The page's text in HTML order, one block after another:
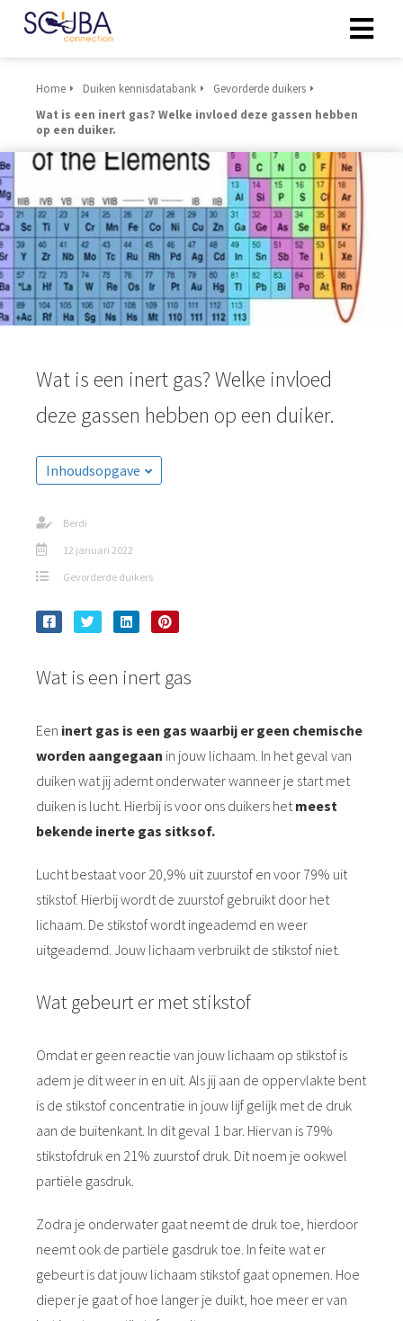
Home Duiken kennisdatabank
Gevorderde duikers
Wat is een inert gas? Welke invloed deze gassen hebben
op een duiker.
Wat is een inert gas? Welke invloed
deze gassen hebben op een duiker.
Inhoudsopgave
Berdi
12 januari 2022
Gevorderde duikers
Wat is een inert gas
Een inert gas is een gas waarbij er geen chemische
worden aangegaan in jouw lichaam. In het geval van
duiken wat jij ademt onderwater wanneer je start met
duiken is lucht. Hierbij is voor ons duikers het meest
bekende inerte gas sitksof.
Lucht bestaat voor 20,9% uit zuurstof en voor 79% uit
stikstof. Hierbij wordt de zuurstof gebruikt door het
lichaam. De stikstof wordt ingeademd en weer
uitgeademd. Jouw lichaam verbruikt de stikstof niet.
Wat gebeurt er met stikstof
Omdat er geen reactie van jouw lichaam op stikstof is
adem je dit weer in en uit. Als jij aan de oppervlakte bent
is de stikstof concentratie in jouw lijf gelijk met de druk
aan de buitenkant. In dit geval 1 bar. Hiervan is 79%
stikstofdruk en 21% zuurstof druk. Dit noem je ookwel
partiële gasdruk.
Zodra je onderwater gaat neemt de druk toe, hierdoor
neemt ook de partiële gasdruk toe. In feite wat er
gebeurt is dat jouw lichaam stikstof gaat opnemen. Hoe
dieper je gaat of hoe langer je duikt, hoe meer er van